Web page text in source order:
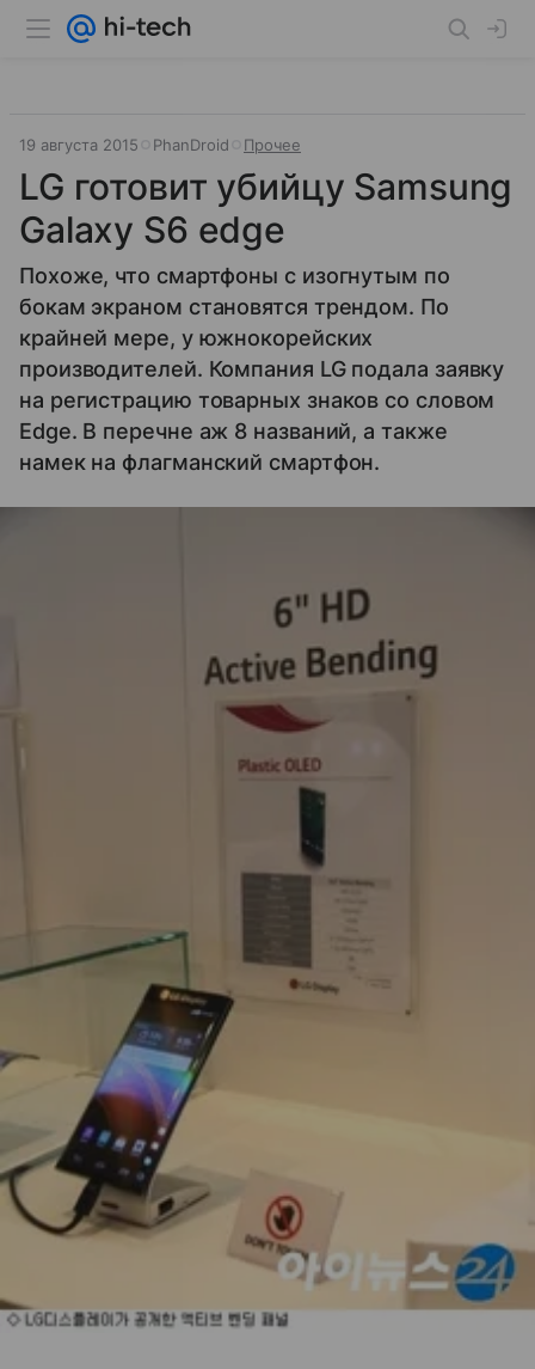
19 августа 2015 PhanDroid Прочее
LG готовит убийцу Samsung
Galaxy S6 edge
Похоже, что смартфоны с изогнутым по
бокам экраном становятся трендом. По
крайней мере, у южнокорейских
производителей. Компания LG подала заявку
на регистрацию товарных знаков со словом
Edge. В перечне аж 8 названий, а также
намек на флагманский смартфон.